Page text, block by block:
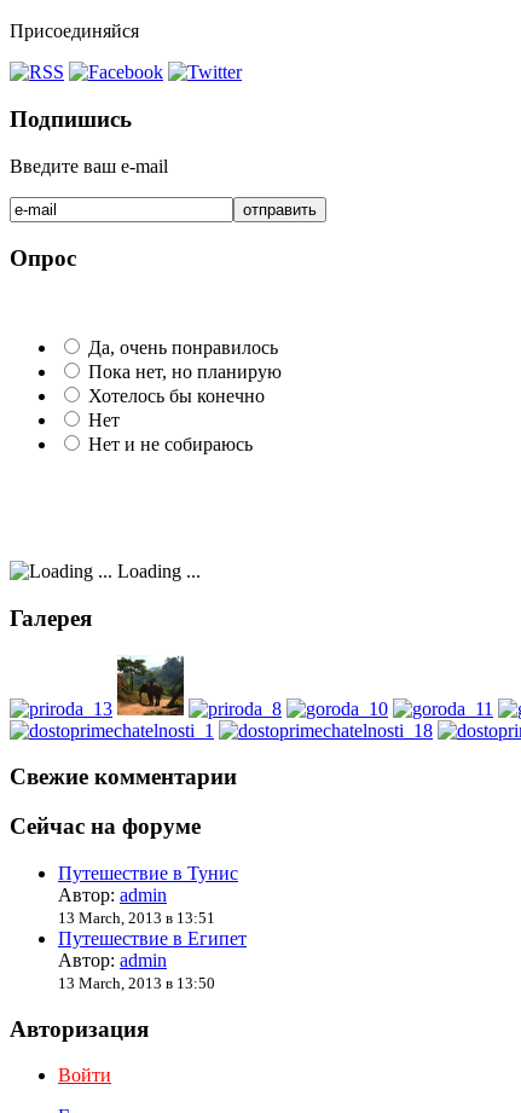
Присоединяйся
Подпишись
Введите ваш e-mail
Опрос
Да, очень понравилось
Пока нет, но планирую
Хотелось бы конечно
Нет
Нет и не собираюсь
Loading ...
Галерея
Свежие комментарии
Сейчас на форуме
Путешествие в Тунис
Автор: admin
13 March, 2013 в 13:51
Путешествие в Египет
Автор: admin
13 March, 2013 в 13:50
Авторизация
Войти